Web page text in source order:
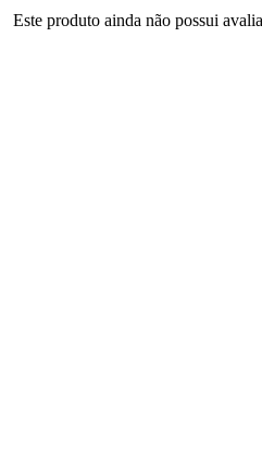
Este produto ainda não possui